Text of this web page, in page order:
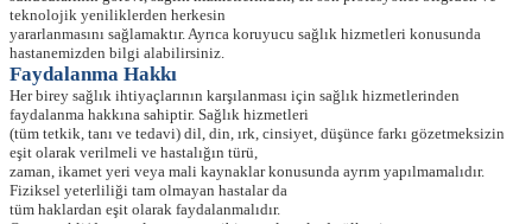
teknolojik yeniliklerden herkesin
yararlanmasını sağlamaktır. Ayrıca koruyucu sağlık hizmetleri konusunda
hastanemizden bilgi alabilirsiniz.
Faydalanma Hakkı
Her birey sağlık ihtiyaçlarının karşılanması için sağlık hizmetlerinden
faydalanma hakkına sahiptir. Sağlık hizmetleri
(tüm tetkik, tanı ve tedavi) dil, din, ırk, cinsiyet, düşünce farkı gözetmeksizin
eşit olarak verilmeli ve hastalığın türü,
zaman, ikamet yeri veya mali kaynaklar konusunda ayrım yapılmamalıdır.
Fiziksel yeterliliği tam olmayan hastalar da
tüm haklardan eşit olarak faydalanmalıdır.